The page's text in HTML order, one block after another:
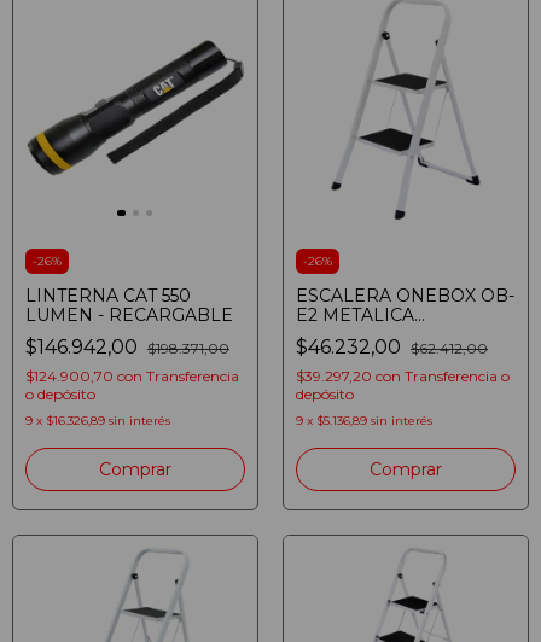
-26%
LINTERNA CAT 550
LUMEN - RECARGABLE
$146.942,00 $198.371,00
$124.900,70 con Transferencia
o depósito
9 x $16.326,89 sin interés
-26%
ESCALERA ONEBOX OB-
E2 METALICA
REFORZADA PLEGABLE
ANTIDESLIZANTE 2
ESCALONES 150 KG -
Color: Blanco
$46.232,00 $62.412,00
$39.297,20 con Transferencia o
depósito
9 x $5.136,89 sin interés
Comprar